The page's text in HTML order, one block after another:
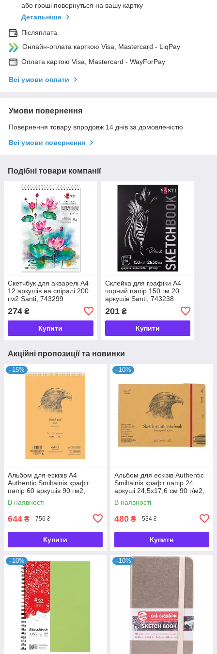
або гроші повернуться на вашу картку
Детальніше
Післяплата
Онлайн-оплата карткою Visa, Mastercard - LiqPay
Оплата картою Visa, Mastercard - WayForPay
Всі умови оплати
Умови повернення
Повернення товару впродовж 14 днів за домовленістю
Всі умови повернення
Подібні товари компанії
Скетчбук для акварелі А4
12 аркушів на спіралі 200
гм2 Santi, 743299
274 ₴
Купити
Склейка для графіки А4
чорний папір 150 гм 20
аркушів Santi, 743238
201₴
Купити
Акційні пропозиції та новинки
–15%
Альбом для ескізів А4
Authentic Smiltainis крафт
папір 60 аркушів 90 гм2,
587439
В наявності
644 ₴ 756 ₴
Купити
–10%
Альбом для ескізів Authentic
Smiltainis крафт папір 24
аркуші 24,5х17,6 см 90 г/м2,
587644
В наявності
480 ₴ 534 ₴
Купити
–10% –10%